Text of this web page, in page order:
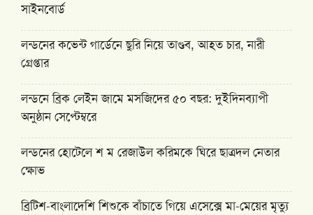
সাইনবোর্ড
লন্ডনের কভেন্ট গার্ডেনে ছুরি নিয়ে তাণ্ডব, আহত চার, নারী
গ্রেপ্তার
লন্ডনে ব্রিক লেইন জামে মসজিদের ৫০ বছর: দুইদিনব্যাপী
অনুষ্ঠান সেপ্টেম্বরে
লন্ডনের হোটেলে শ ম রেজাউল করিমকে ঘিরে ছাত্রদল নেতার
ক্ষোভ
ব্রিটিশ-বাংলাদেশি শিশুকে বাঁচাতে গিয়ে এসেক্সে মা-মেয়ের মৃত্যু